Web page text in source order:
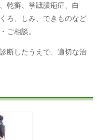
乾癬、掌蹠膿疱症、白
ろ、しみ、できものなど
ご相談。
断したうえで、適切な治